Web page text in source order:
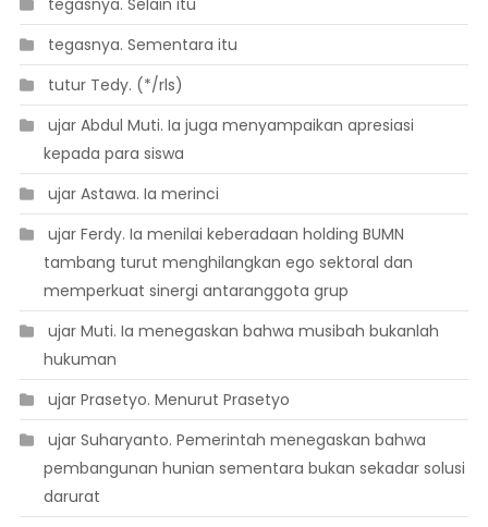
 tegasnya. Selain itu
 tegasnya. Sementara itu
 tutur Tedy. (*/rls)
 ujar Abdul Muti. Ia juga menyampaikan apresiasi
kepada para siswa
 ujar Astawa. Ia merinci
 ujar Ferdy. Ia menilai keberadaan holding BUMN
tambang turut menghilangkan ego sektoral dan
memperkuat sinergi antaranggota grup
 ujar Muti. Ia menegaskan bahwa musibah bukanlah
hukuman
 ujar Prasetyo. Menurut Prasetyo
 ujar Suharyanto. Pemerintah menegaskan bahwa
pembangunan hunian sementara bukan sekadar solusi
darurat